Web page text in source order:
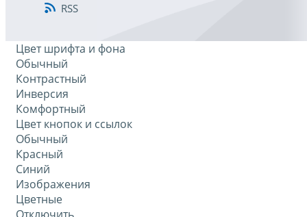
RSS
Цвет шрифта и фона
Обычный
Контрастный
Инверсия
Комфортный
Цвет кнопок и ссылок
Обычный
Красный
Синий
Изображения
Цветные